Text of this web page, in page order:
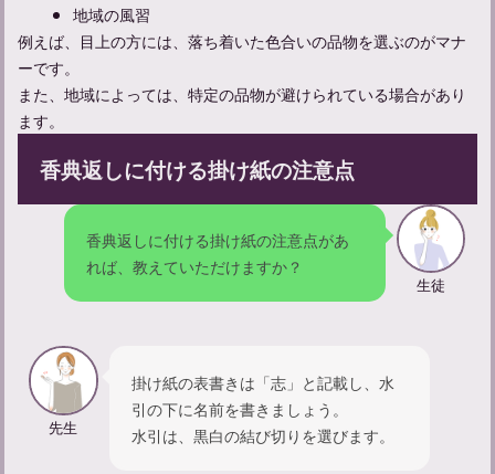
お通夜の流れと参列者として守るべきマナーについて解説
亡くなった人の顔を見に行く服装やマナーについて解説
地域の風習
例えば、目上の方には、落ち着いた色合いの品物を選ぶのがマナ
ーです。
また、地域によっては、特定の品物が避けられている場合があり
ます。
香典返しに付ける掛け紙の注意点
香典返しに付ける掛け紙の注意点があ
れば、教えていただけますか？
生徒
先生
掛け紙の表書きは「志」と記載し、水
引の下に名前を書きましょう。
水引は、黒白の結び切りを選びます。